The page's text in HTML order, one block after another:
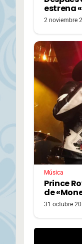
estrena
2 noviembre
Música
Prince
de
31 octubre